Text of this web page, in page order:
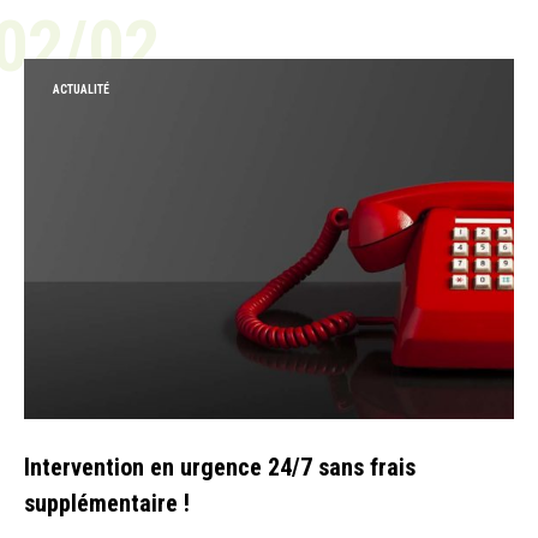
02
ACTUALITÉ
Intervention en urgence 24/7 sans frais
supplémentaire !